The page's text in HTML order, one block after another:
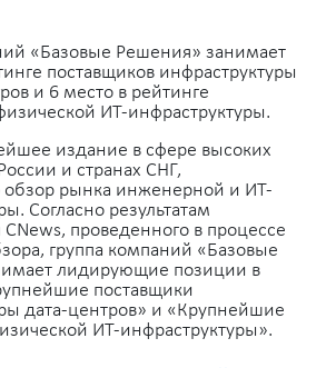
«Базовые Решения» занимает
поставщиков инфраструктуры
и 6 место в рейтинге
ИТ‑инфраструктуры.
издание в сфере высоких
и странах СНГ,
обзор рынка инженерной и ИТ-
Согласно результатам
проведенного в процессе
группа компаний «Базовые
лидирующие позиции в
поставщики
дата-центров» и «Крупнейшие
ИТ-инфраструктуры».